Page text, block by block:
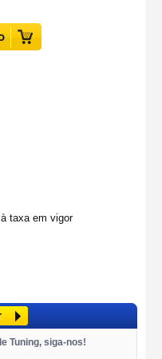
taxa em vigor
Tuning, siga-nos!